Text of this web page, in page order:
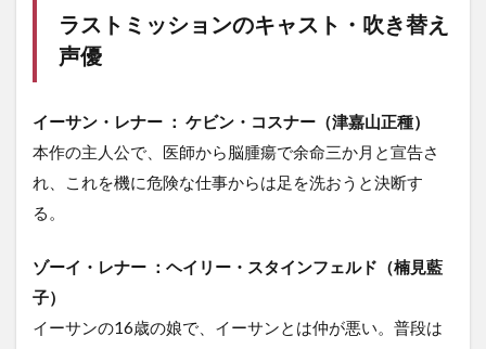
ラストミッションのキャスト・吹き替え
声優
イーサン・レナー ： ケビン・コスナー（津嘉山正種）
本作の主人公で、医師から脳腫瘍で余命三か月と宣告さ
れ、これを機に危険な仕事からは足を洗おうと決断す
る。
ゾーイ・レナー ：ヘイリー・スタインフェルド（楠見藍
子）
イーサンの16歳の娘で、イーサンとは仲が悪い。普段は